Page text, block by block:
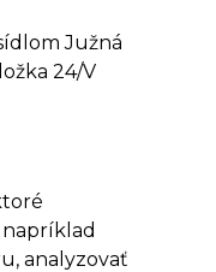
Južná
24/V
analyzovať